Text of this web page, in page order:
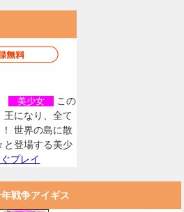
美少女
この
王になり、全て
世界の島に散
と登場する美少
プレイ
戦争アイギス